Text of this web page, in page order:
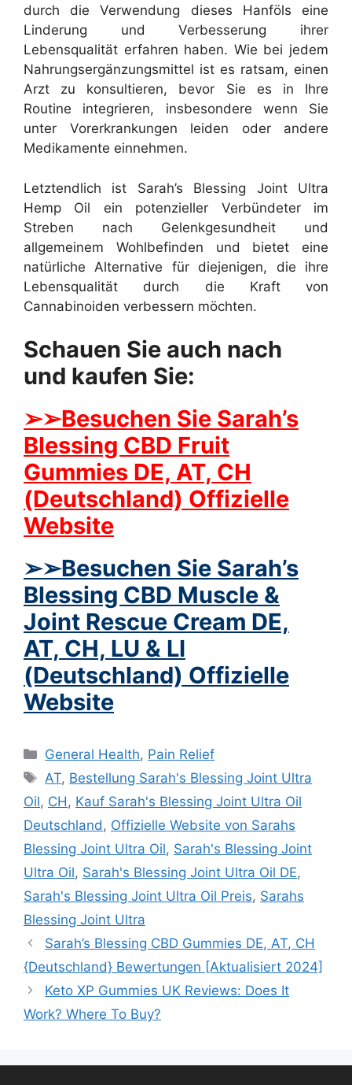
durch die Verwendung dieses Hanföls eine
Linderung und Verbesserung ihrer
Lebensqualität erfahren haben. Wie bei jedem
Nahrungsergänzungsmittel ist es ratsam, einen
Arzt zu konsultieren, bevor Sie es in Ihre
Routine integrieren, insbesondere wenn Sie
unter Vorerkrankungen leiden oder andere
Medikamente einnehmen.
Letztendlich ist Sarah’s Blessing Joint Ultra
Hemp Oil ein potenzieller Verbündeter im
Streben nach Gelenkgesundheit und
allgemeinem Wohlbefinden und bietet eine
natürliche Alternative für diejenigen, die ihre
Lebensqualität durch die Kraft von
Cannabinoiden verbessern möchten.
Schauen Sie auch nach
und kaufen Sie:
➢➢Besuchen Sie Sarah’s
Blessing CBD Fruit
Gummies DE, AT, CH
(Deutschland) Offizielle
Website
➢➢Besuchen Sie Sarah’s
Blessing CBD Muscle &
Joint Rescue Cream DE,
AT, CH, LU & LI
(Deutschland) Offizielle
Website
Categories
General Health, Pain Relief
Tags
AT, Bestellung Sarah's Blessing Joint Ultra
Oil, CH, Kauf Sarah's Blessing Joint Ultra Oil
Deutschland, Offizielle Website von Sarahs
Blessing Joint Ultra Oil, Sarah's Blessing Joint
Ultra Oil, Sarah's Blessing Joint Ultra Oil DE,
Sarah's Blessing Joint Ultra Oil Preis, Sarahs
Blessing Joint Ultra
Sarah’s Blessing CBD Gummies DE, AT, CH
{Deutschland} Bewertungen [Aktualisiert 2024]
Keto XP Gummies UK Reviews: Does It
Work? Where To Buy?